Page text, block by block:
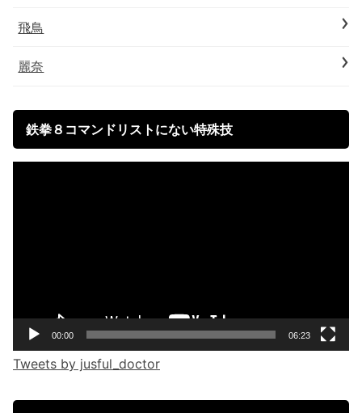
飛鳥
麗奈
鉄拳８コマンドリストにない特殊技
00:00 06:23
Tweets by jusful_doctor